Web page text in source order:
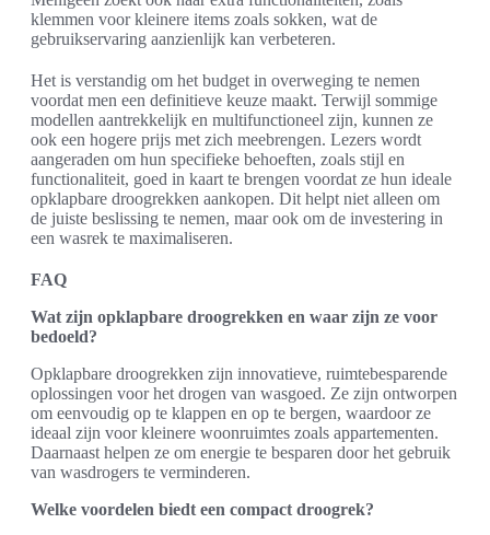
klemmen voor kleinere items zoals sokken, wat de
gebruikservaring aanzienlijk kan verbeteren.
Het is verstandig om het budget in overweging te nemen
voordat men een definitieve keuze maakt. Terwijl sommige
modellen aantrekkelijk en multifunctioneel zijn, kunnen ze
ook een hogere prijs met zich meebrengen. Lezers wordt
aangeraden om hun specifieke behoeften, zoals stijl en
functionaliteit, goed in kaart te brengen voordat ze hun ideale
opklapbare droogrekken aankopen. Dit helpt niet alleen om
de juiste beslissing te nemen, maar ook om de investering in
een wasrek te maximaliseren.
FAQ
Wat zijn opklapbare droogrekken en waar zijn ze voor
bedoeld?
Opklapbare droogrekken zijn innovatieve, ruimtebesparende
oplossingen voor het drogen van wasgoed. Ze zijn ontworpen
om eenvoudig op te klappen en op te bergen, waardoor ze
ideaal zijn voor kleinere woonruimtes zoals appartementen.
Daarnaast helpen ze om energie te besparen door het gebruik
van wasdrogers te verminderen.
Welke voordelen biedt een compact droogrek?